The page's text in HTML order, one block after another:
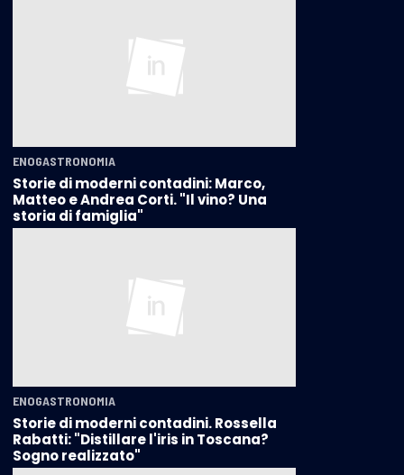
ENOGASTRONOMIA
Storie di moderni contadini: Marco,
Matteo e Andrea Corti. "Il vino? Una
storia di famiglia"
ENOGASTRONOMIA
Storie di moderni contadini. Rossella
Rabatti: "Distillare l'iris in Toscana?
Sogno realizzato"